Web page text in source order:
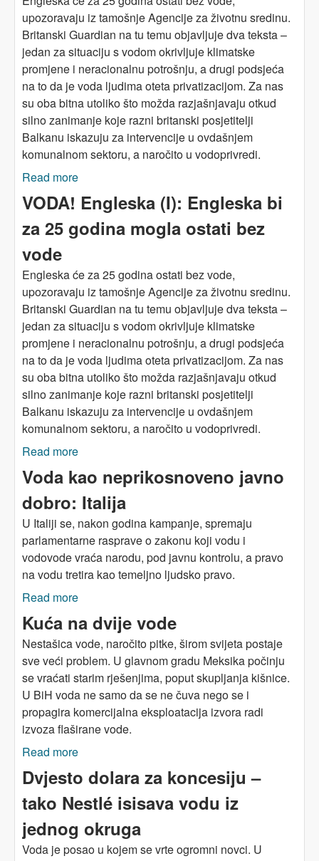
upozoravaju iz tamošnje Agencije za životnu sredinu.
Britanski Guardian na tu temu objavljuje dva teksta –
jedan za situaciju s vodom okrivljuje klimatske
promjene i neracionalnu potrošnju, a drugi podsjeća
na to da je voda ljudima oteta privatizacijom. Za nas
su oba bitna utoliko što možda razjašnjavaju otkud
silno zanimanje koje razni britanski posjetitelji
Balkanu iskazuju za intervencije u ovdašnjem
komunalnom sektoru, a naročito u vodoprivredi.
Read more
vode – a za to je kriva privatizacija
VODA! Engleska (I): Engleska bi
za 25 godina mogla ostati bez
vode
Engleska će za 25 godina ostati bez vode,
upozoravaju iz tamošnje Agencije za životnu sredinu.
Britanski Guardian na tu temu objavljuje dva teksta –
jedan za situaciju s vodom okrivljuje klimatske
promjene i neracionalnu potrošnju, a drugi podsjeća
na to da je voda ljudima oteta privatizacijom. Za nas
su oba bitna utoliko što možda razjašnjavaju otkud
silno zanimanje koje razni britanski posjetitelji
Balkanu iskazuju za intervencije u ovdašnjem
komunalnom sektoru, a naročito u vodoprivredi.
Read more
godina mogla ostati bez vode
Voda kao neprikosnoveno javno
dobro: Italija
U Italiji se, nakon godina kampanje, spremaju
parlamentarne rasprave o zakonu koji vodu i
vodovode vraća narodu, pod javnu kontrolu, a pravo
na vodu tretira kao temeljno ljudsko pravo.
Read more
Italija
Kuća na dvije vode
Nestašica vode, naročito pitke, širom svijeta postaje
sve veći problem. U glavnom gradu Meksika počinju
se vraćati starim rješenjima, poput skupljanja kišnice.
U BiH voda ne samo da se ne čuva nego se i
propagira komercijalna eksploatacija izvora radi
izvoza flaširane vode.
Read more
Dvjesto dolara za koncesiju –
tako Nestlé isisava vodu iz
jednog okruga
Voda je posao u kojem se vrte ogromni novci. U